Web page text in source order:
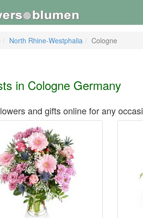
North Rhine-Westphalia Cologne
in Cologne Germany
and gifts online for any